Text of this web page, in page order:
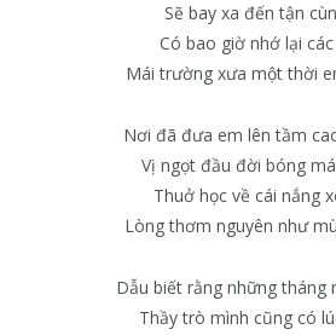
Sẽ bay xa đến tận
Có bao giờ nhớ lại
Mái trường xưa một thời
Nơi đã đưa em lên tầm
Vị ngọt đầu đời bóng
Thuở học về cái nắng
Lòng thơm nguyên như
Dẫu biết rằng những tháng
Thầy trò mình cũng có